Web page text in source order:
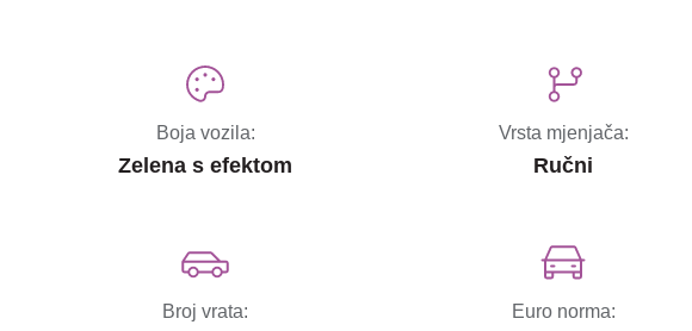
Boja vozila:
Zelena s efektom
Vrsta mjenjača:
Ručni
Broj vrata: Euro norma: